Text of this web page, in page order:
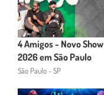
4 Amigos - Novo Show
2026 em São Paulo
São Paulo - SP